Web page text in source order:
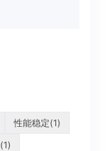
性能稳定(1)
(1)